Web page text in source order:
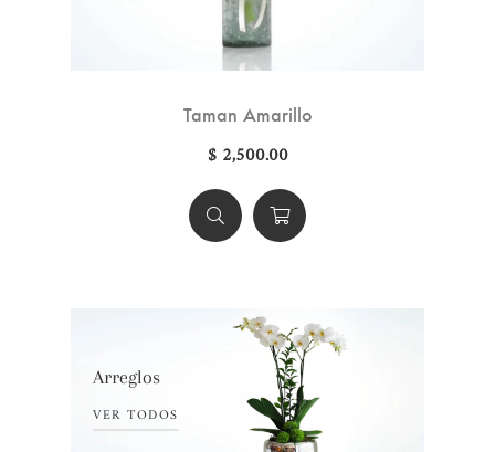
Taman Amarillo
$ 2,500.00
Arreglos
VER TODOS